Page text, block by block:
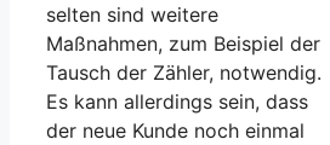
selten sind weitere
Maßnahmen, zum Beispiel der
Tausch der Zähler, notwendig.
Es kann allerdings sein, dass
der neue Kunde noch einmal